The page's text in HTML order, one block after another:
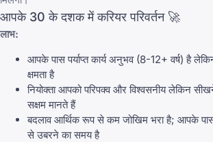
आपके 30 के दशक में करियर परिवर्तन 🚀
लाभ:
आपके पास पर्याप्त कार्य अनुभव (8-12+ वर्ष) है
क्षमता है
नियोक्ता आपको परिपक्व और विश्वसनीय लेकिन
सक्षम मानते हैं
बदलाव आर्थिक रूप से कम जोखिम भरा है; आपके
से उबरने का समय है